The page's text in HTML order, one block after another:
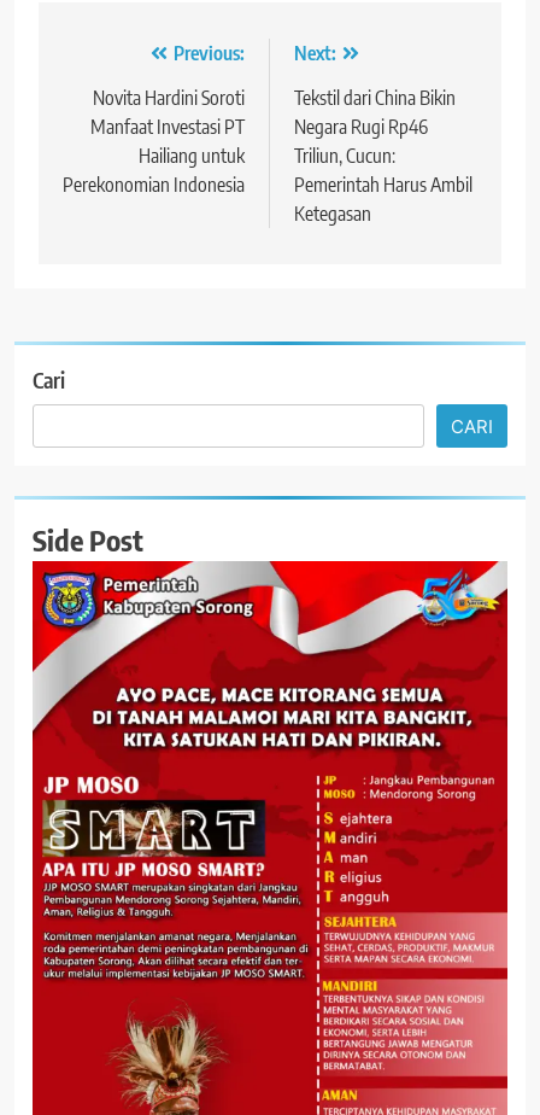
Navigasi
pos
Previous:
Novita Hardini Soroti
Manfaat Investasi PT
Hailiang untuk
Perekonomian Indonesia
Next:
Tekstil dari China Bikin
Negara Rugi Rp46
Triliun, Cucun:
Pemerintah Harus Ambil
Ketegasan
Cari
CARI
Side Post